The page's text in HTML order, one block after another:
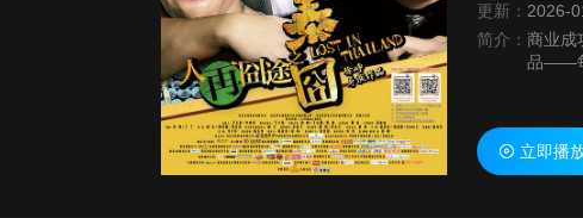
更新： 2026-
简介： 商业成
品——每
立即播